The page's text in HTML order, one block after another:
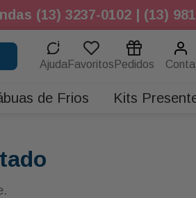
(13) 3237-0102 | (13)
Ajuda Favoritos Pedidos Conta
de Frios Kits